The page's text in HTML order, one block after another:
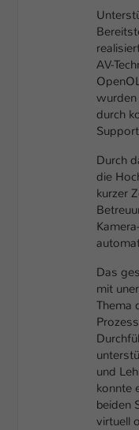
AV-
wurden
durch
Durch
die
kurzer
Das
mit
Thema
und
konnte
beiden
virtuell